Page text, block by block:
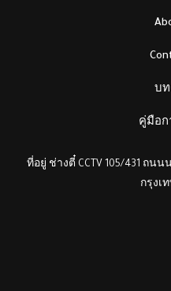
บท
คู่มือก
ที่อยู่ ช่างตี๋ CCTV 105/431 ถ
กรุงเ